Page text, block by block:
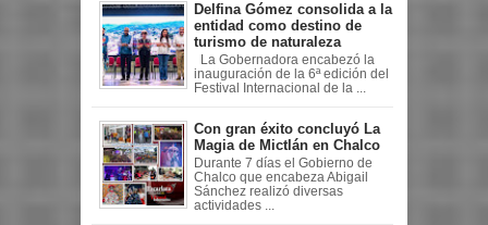
Delfina Gómez consolida a la
entidad como destino de
turismo de naturaleza
La Gobernadora encabezó la
inauguración de la 6ª edición del
Festival Internacional de la ...
Con gran éxito concluyó La
Magia de Mictlán en Chalco
Durante 7 días el Gobierno de
Chalco que encabeza Abigail
Sánchez realizó diversas
actividades ...